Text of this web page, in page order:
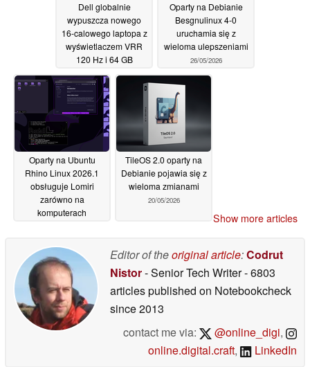
Dell globalnie
wypuszcza nowego
16-calowego laptopa z
wyświetlaczem VRR
120 Hz i 64 GB
pamięci RAM
04/06/2026
Oparty na Debianie
Besgnulinux 4-0
uruchamia się z
wieloma ulepszeniami
26/05/2026
Oparty na Ubuntu
Rhino Linux 2026.1
obsługuje Lomiri
zarówno na
komputerach
mobilnych 26/05/2026
TileOS 2.0 oparty na
Debianie pojawia się z
wieloma zmianami
20/05/2026
Show more articles
Editor of theoriginal article:Codrut
Nistor- Senior Tech Writer- 6803
articles published on Notebookcheck
since 2013
contact me via:
@online_digi,
online.digital.craft, LinkedIn